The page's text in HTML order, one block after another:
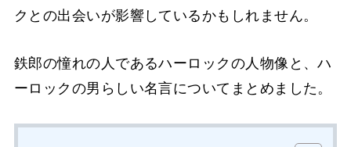
クとの出会いが影響しているかもしれません。
鉄郎の憧れの人であるハーロックの人物像と、ハ
ーロックの男らしい名言についてまとめました。